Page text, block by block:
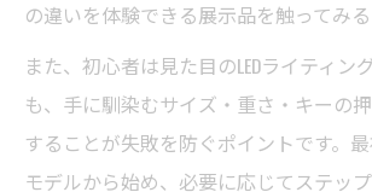
ゲーミングパソコンと迷わな
ツ
有線か無線か迷うならゲーミング
感しよう
の違いを体験できる展示品を触ってみる
また、初心者は見た目のLEDライティン
も、手に馴染むサイズ・重さ・キーの
することが失敗を防ぐポイントです。
モデルから始め、必要に応じてステッ